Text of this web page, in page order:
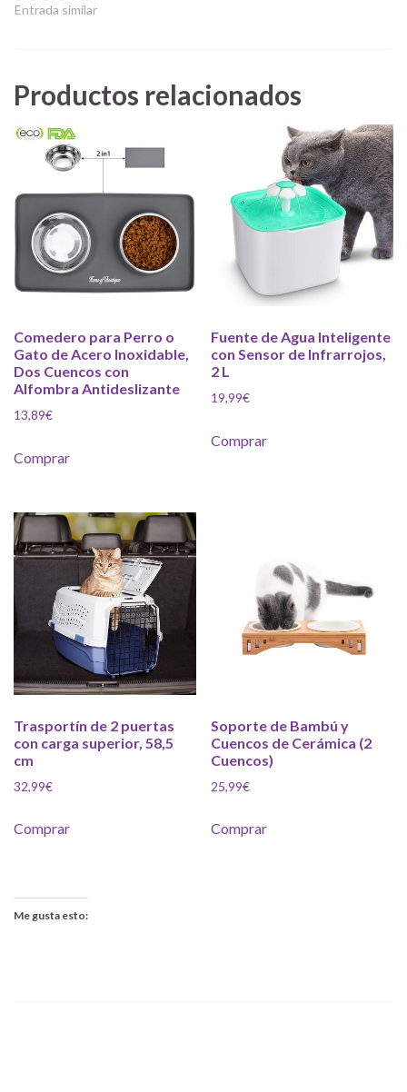
Entrada similar
Productos relacionados
Comedero para Perro o
Gato de Acero Inoxidable,
Dos Cuencos con
Alfombra Antideslizante
13,89€
Comprar
Fuente de Agua Inteligente
con Sensor de Infrarrojos,
2 L
19,99€
Comprar
Trasportín de 2 puertas
con carga superior, 58,5
cm
32,99€
Comprar
Soporte de Bambú y
Cuencos de Cerámica (2
Cuencos)
25,99€
Comprar
Me gusta esto: